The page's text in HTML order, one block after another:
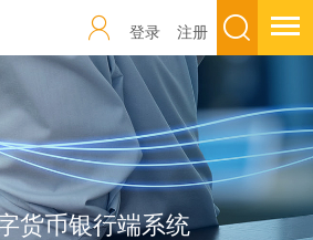
登录 注册
货币银行端系统